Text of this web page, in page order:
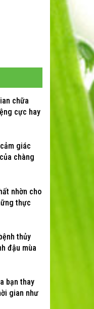
chữa
cực hay
giác
chàng
nhờn cho
thực
thủy
đậu mùa
bạn thay
gian như